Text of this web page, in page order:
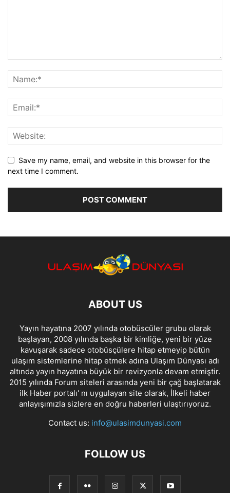
Save my name, email, and website in this browser for the
next time I comment.
ABOUT US
Yayın hayatına 2007 yılında otobüscüler grubu olarak
başlayan, 2008 yılında başka bir kimliğe, yeni bir yüze
kavuşarak sadece otobüsçülere hitap etmeyip bütün
ulaşım sistemlerine hitap etmek adına Ulaşım Dünyası adı
altında yayın hayatına büyük bir revizyonla devam etmiştir.
2015 yılında Forum siteleri arasında yeni bir çağ başlatarak
ilk Haber portalı' nı uygulayan site olarak, İlkeli haber
anlayışımızla sizlere en doğru haberleri ulaştırıyoruz.
Contact us: info@ulasimdunyasi.com
FOLLOW US